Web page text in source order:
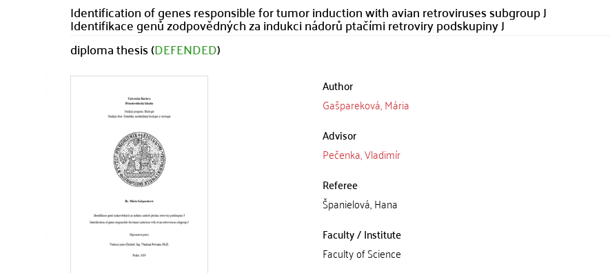
Identification of genes responsible for tumor induction with avian retroviruses subgroup J
Identifikace genů zodpovědných za indukci nádorů ptačími retroviry podskupiny J
diploma thesis (DEFENDED)
Author
Gašpareková, Mária
Advisor
Pečenka, Vladimír
Referee
Španielová, Hana
Faculty / Institute
Faculty of Science